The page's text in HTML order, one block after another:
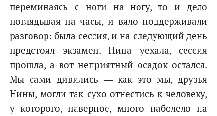
переминаясь с ноги на ногу, то и дело
поглядывая на часы, и вяло поддерживали
разговор: была сессия, и на следующий день
предстоял экзамен. Нина уехала, сессия
прошла, а вот неприятный осадок остался.
Мы сами дивились — как это мы, друзья
Нины, могли так сухо отнестись к человеку,
у которого, наверное, много наболело на